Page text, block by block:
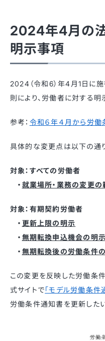
2024年4月の
明示事項
2024（令和6）年4月1日に
則により、労働者に対する明
参考： 令和６年４月から労
具体的な変更点は以下の通り
対象：すべての労働者
・ 就業場所・業務の変更
対象：有期契約労働者
・ 更新上限の明示
・ 無期転換申込機会の明示
・ 無期転換後の労働条件
この変更を反映した労働条
式サイトで「モデル労働条件
労働条件通知書を更新したい